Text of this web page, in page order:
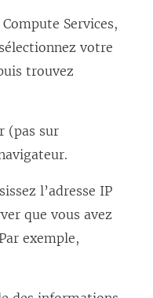
Services,
votre
trouvez
(pas sur
l’adresse IP
que vous avez
exemple,